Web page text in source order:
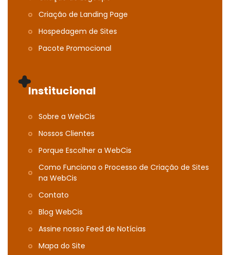
Criação de Landing Page
Hospedagem de Sites
Pacote Promocional
Institucional
Sobre a WebCis
Nossos Clientes
Porque Escolher a WebCis
Como Funciona o Processo de Criação de Sites
na WebCis
Contato
Blog WebCis
Assine nosso Feed de Notícias
Mapa do Site